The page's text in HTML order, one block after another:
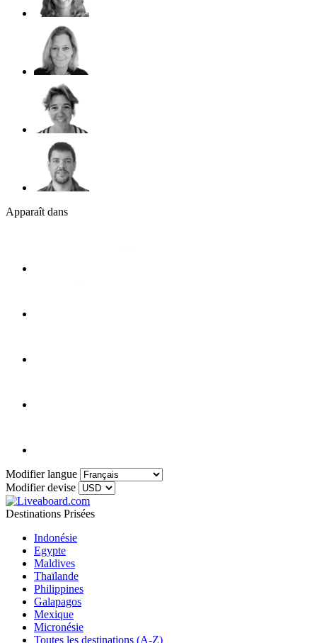
Apparaît dans
Modifier langue
Modifier devise
Destinations Prisées
Indonésie
Egypte
Maldives
Thaïlande
Philippines
Galapagos
Mexique
Micronésie
Toutes les destinations (A-Z)